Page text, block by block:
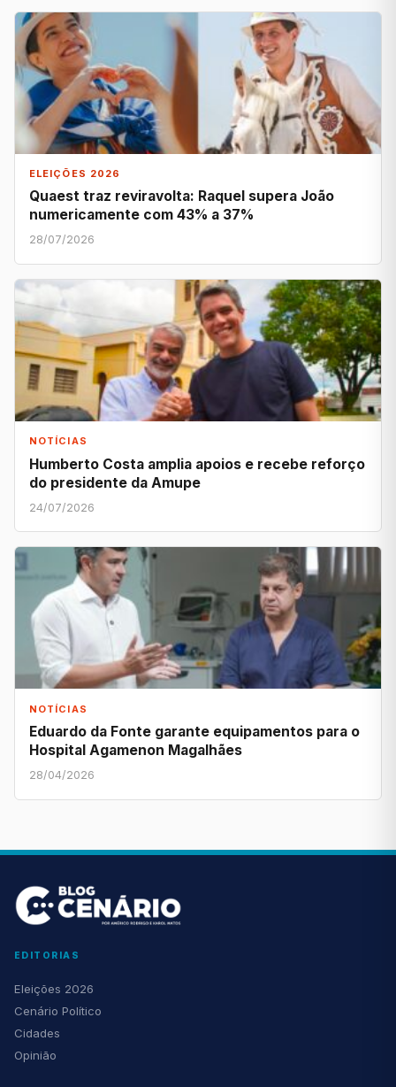
ELEIÇÕES 2026
Quaest traz reviravolta: Raquel supera João
numericamente com 43% a 37%
28/07/2026
NOTÍCIAS
Humberto Costa amplia apoios e recebe reforço
do presidente da Amupe
24/07/2026
NOTÍCIAS
Eduardo da Fonte garante equipamentos para o
Hospital Agamenon Magalhães
28/04/2026
EDITORIAS
Eleições 2026
Cenário Político
Cidades
Opinião